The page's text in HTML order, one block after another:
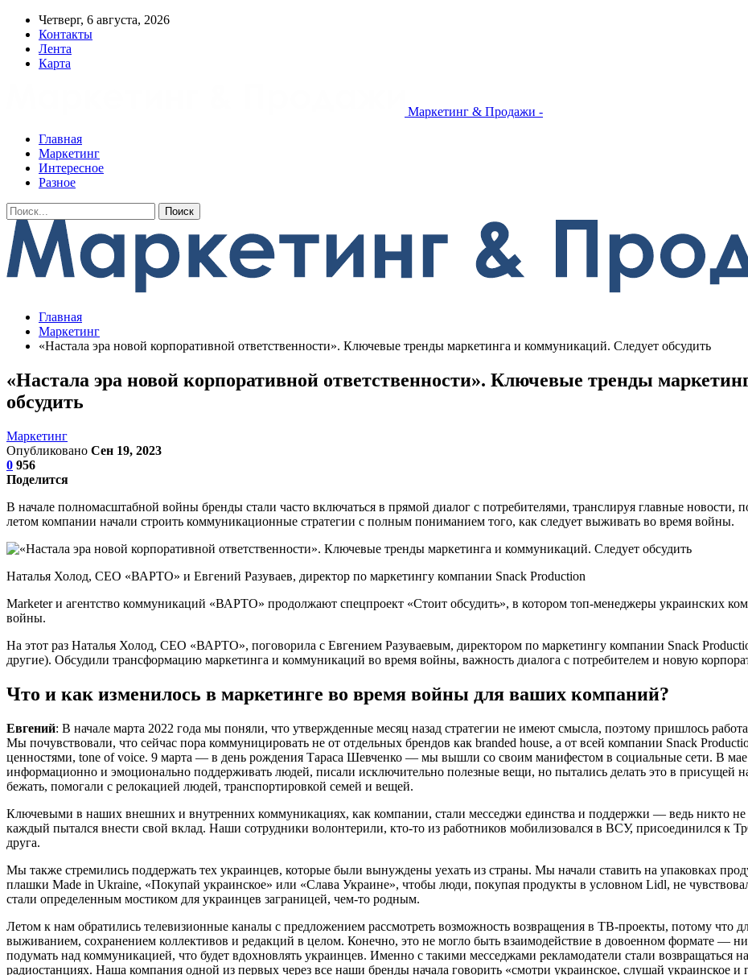
Четверг, 6 августа, 2026
Контакты
Лента
Карта
Маркетинг & Продажи -
Главная
Маркетинг
Интересное
Разное
Главная
Маркетинг
«Настала эра новой корпоративной ответственности». Ключевые тренды маркетинга и коммуникаций. Следует обсудить
«Настала эра новой корпоративной ответственности». Ключевые тренды
обсудить
Маркетинг
Опубликовано Сен 19, 2023
0 956
Поделится
В начале полномасштабной войны бренды стали часто включаться в прямой диалог с потребителями, транслируя главные
летом компании начали строить коммуникационные стратегии с полным пониманием того, как следует выживать во время войны.
Наталья Холод, CEO «ВАРТО» и Евгений Разуваев, директор по маркетингу компании Snack Production
Marketer и агентство коммуникаций «ВАРТО» продолжают спецпроект «Стоит обсудить», в котором топ-менеджеры украинских
войны.
На этот раз Наталья Холод, CEO «ВАРТО», поговорила с Евгением Разуваевым, директором по маркетингу компании Snack
другие). Обсудили трансформацию маркетинга и коммуникаций во время войны, важность диалога с потребителем и новую
Что и как изменилось в маркетинге во время войны для ваших компаний?
Евгений: В начале марта 2022 года мы поняли, что утвержденные месяц назад стратегии не имеют смысла, поэтому пришлось
Мы почувствовали, что сейчас пора коммуницировать не от отдельных брендов как branded house, а от всей компании Snack
ценностями, tone of voice. 9 марта — в день рождения Тараса Шевченко — мы вышли со своим манифестом в социальные сети. В
информационно и эмоционально поддерживать людей, писали исключительно полезные вещи, но пытались делать это в присущей
бежать, помогали с релокацией людей, транспортировкой семей и вещей.
Ключевыми в наших внешних и внутренних коммуникациях, как компании, стали месседжи единства и поддержки — ведь никто не
каждый пытался внести свой вклад. Наши сотрудники волонтерили, кто-то из работников мобилизовался в ВСУ, присоединился к
друга.
Мы также стремились поддержать тех украинцев, которые были вынуждены уехать из страны. Мы начали ставить на упаковках
плашки Made in Ukraine, «Покупай украинское» или «Слава Украине», чтобы люди, покупая продукты в условном Lidl, не
стали определенным мостиком для украинцев заграницей, чем-то родным.
Летом к нам обратились телевизионные каналы с предложением рассмотреть возможность возвращения в ТВ-проекты, потому что
выживанием, сохранением коллективов и редакций в целом. Конечно, это не могло быть взаимодействие в довоенном формате —
подумать над коммуникацией, что будет вдохновлять украинцев. Именно с такими месседжами рекламодатели стали возвращаться
радиостанциях. Наша компания одной из первых через все наши бренды начала говорить «смотри украинское, слушай украинское и